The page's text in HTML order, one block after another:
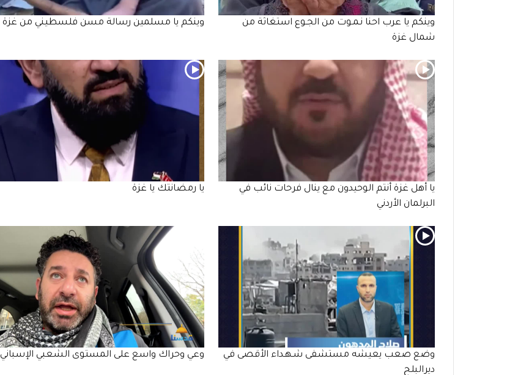
وينكم يا عرب احنا نـمـوت من الجـوع استغاثة من
شمال غزة
وينكم يا مسلمين رسالة مسن فلسطيني من غزة
يا أهل غزة أنتم الوحيدون مع ينال فرحات نائب في
البرلمان الأردني
يا رمضانتك يا غزة
وضع صعب يعيشه مستشفى شـهـداء الأقصى في
ديرالبلح
وعي وحراك واسع على المستوى الشعبي الإسباني